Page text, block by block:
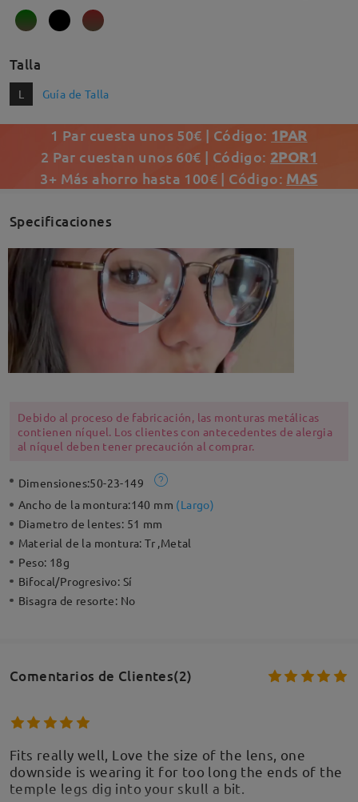
Talla
L Guía de Talla
1 Par cuesta unos 50€ | Código: 1PAR
2 Par cuestan unos 60€ | Código: 2POR1
3+ Más ahorro hasta 100€ | Código: MAS
Specificaciones
Debido al proceso de fabricación, las monturas metálicas
contienen níquel. Los clientes con antecedentes de alergia
al níquel deben tener precaución al comprar.
Dimensiones:50-23-149
Ancho de la montura:140 mm (Largo)
Diametro de lentes: 51 mm
Material de la montura:Tr ,Metal
Peso: 18g
Bifocal/Progresivo: Sí
Bisagra de resorte: No
Comentarios de Clientes(2)
Fits really well, Love the size of the lens, one
downside is wearing it for too long the ends of the
temple legs dig into your skull a bit.